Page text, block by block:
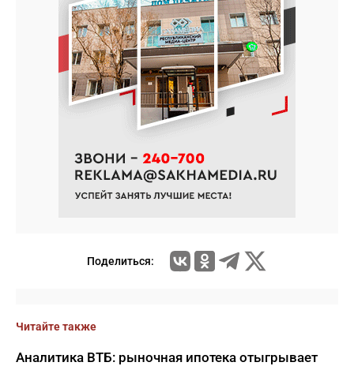
Поделиться:
Читайте также
Аналитика ВТБ: рыночная ипотека отыгрывает